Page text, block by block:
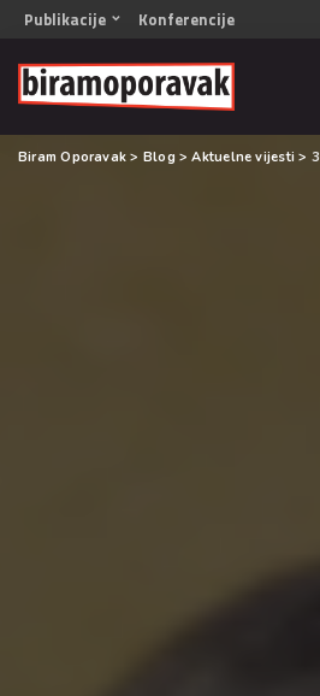
Publikacije
OPORAVAK- Naš zajednički cilj BiH/CG
OPORAVAK- Naš zajednički cilj SRB
RECOVERY- Our common goal ENG
OPORAVAK- Naš zajednički cilj 2
Konferencije
Biram Oporavak > Blog >Aktuelne vijesti >